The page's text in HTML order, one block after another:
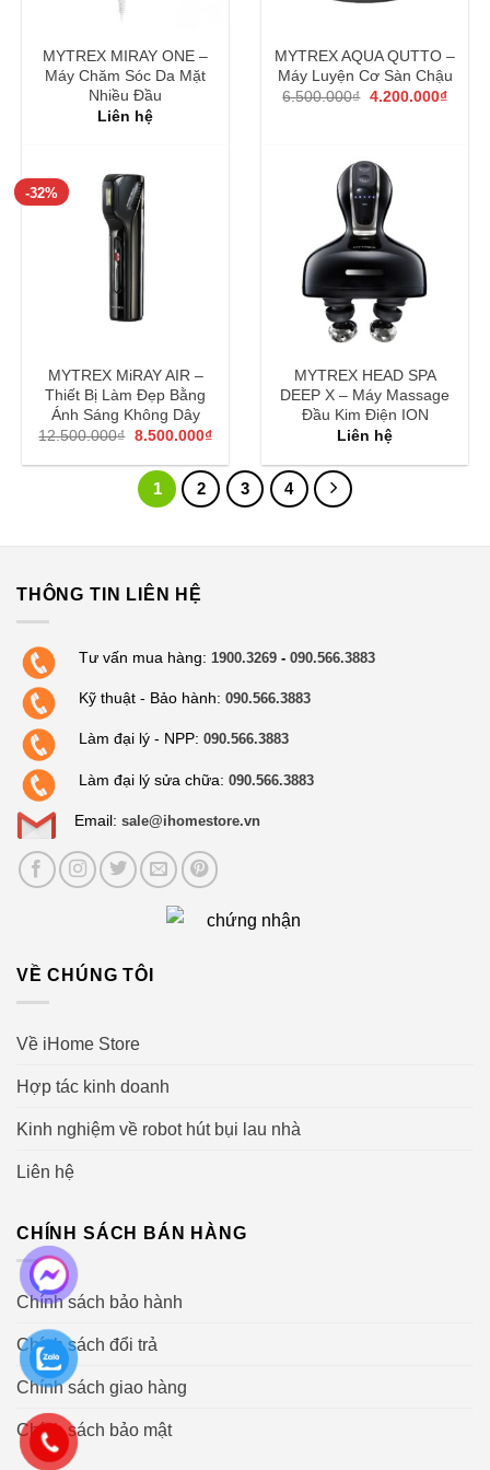
MYTREX MIRAY ONE –
Máy Chăm Sóc Da Mặt
Nhiều Đầu
Liên hệ
MYTREX AQUA QUTTO –
Máy Luyện Cơ Sàn Chậu
6.500.000₫ Giá
4.200.000₫Giá
-32%
MYTREX MiRAY AIR –
Thiết Bị Làm Đẹp Bằng
Ánh Sáng Không Dây
12.500.000₫ Giá
là:
12.500.000₫.
8.500.000₫Giá
tại
là:
8.500.000₫.
MYTREX HEAD SPA
DEEP X – Máy Massage
Đầu Kim Điện ION
Liên hệ
1 2 3 4
THÔNG TIN LIÊN HỆ
Tư vấn mua hàng: 1900.3269 -090.566.3883
Kỹ thuật - Bảo hành: 090.566.3883
Làm đại lý - NPP: 090.566.3883
Làm đại lý sửa chữa: 090.566.3883
Email: sale@ihomestore.vn
VỀ CHÚNG TÔI
Về iHome Store
Hợp tác kinh doanh
Kinh nghiệm về robot hút bụi lau nhà
Liên hệ
CHÍNH SÁCH BÁN HÀNG
Chính sách bảo hành
Chính sách đổi trả
Chính sách giao hàng
Chính sách bảo mật